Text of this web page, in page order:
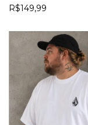
R$149,99